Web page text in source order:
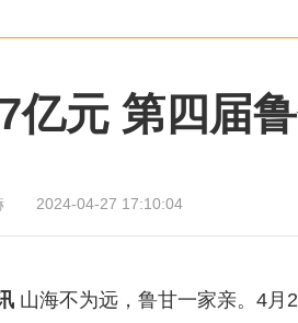
亿元 第四届
2024-04-27 17:10:04
山海不为远，鲁甘一家亲。4月